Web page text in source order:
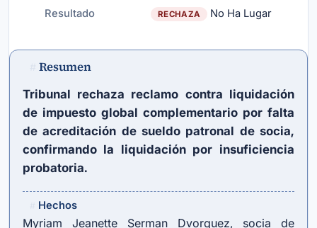
Resultado RECHAZA No Ha Lugar
Resumen
Tribunal rechaza reclamo contra liquidación
de impuesto global complementario por falta
de acreditación de sueldo patronal de socia,
confirmando la liquidación por insuficiencia
probatoria.
Hechos
Myriam Jeanette Serman Dvorquez, socia de